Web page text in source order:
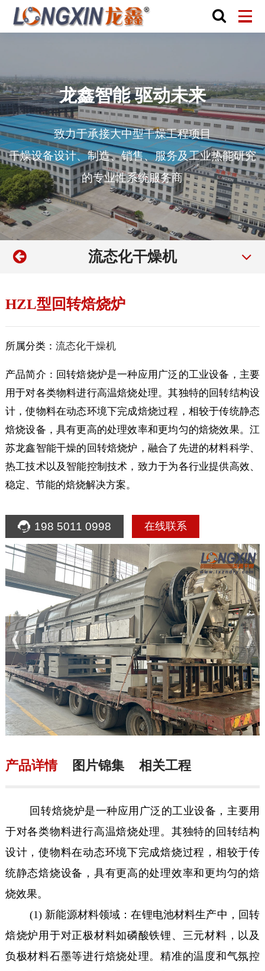
龙鑫智能 驱动未来
致力于承接大中型干燥工程项目
干燥设备设计、制造、销售、服务及工业热能研究
的专业性系统服务商
流态化干燥机
HZL型回转焙烧炉
所属分类： 流态化干燥机
产品简介：回转焙烧炉是一种应用广泛的工业设备，主要
用于对各类物料进行高温焙烧处理。其独特的回转结构设
计，使物料在动态环境下完成焙烧过程，相较于传统静态
焙烧设备，具有更高的处理效率和更均匀的焙烧效果。江
苏龙鑫智能干燥的回转焙烧炉，融合了先进的材料科学、
热工技术以及智能控制技术，致力于为各行业提供高效、
稳定、节能的焙烧解决方案。
198 5011 0998 在线联系
产品详情 图片锦集 相关工程
回转焙烧炉是一种应用广泛的工业设备，主要用
于对各类物料进行高温焙烧处理。其独特的回转结构
设计，使物料在动态环境下完成焙烧过程，相较于传
统静态焙烧设备，具有更高的处理效率和更均匀的焙
烧效果。
(1) 新能源材料领域：在锂电池材料生产中，回转
焙烧炉用于对正极材料如磷酸铁锂、三元材料，以及
负极材料石墨等进行焙烧处理。精准的温度和气氛控